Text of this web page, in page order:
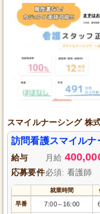
スマイルナーシング 株
訪問看護スマイルナ
給与 月給
応募要件必須: 看護師
就業時間
早番 7:00～ 16:00